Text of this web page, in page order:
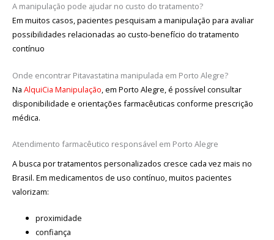
A manipulação pode ajudar no custo do tratamento?
Em muitos casos, pacientes pesquisam a manipulação para avaliar
possibilidades relacionadas ao custo-benefício do tratamento
contínuo
Onde encontrar Pitavastatina manipulada em Porto Alegre?
Na AlquiCia Manipulação, em Porto Alegre, é possível consultar
disponibilidade e orientações farmacêuticas conforme prescrição
médica.
Atendimento farmacêutico responsável em Porto Alegre
A busca por tratamentos personalizados cresce cada vez mais no
Brasil. Em medicamentos de uso contínuo, muitos pacientes
valorizam:
proximidade
confiança